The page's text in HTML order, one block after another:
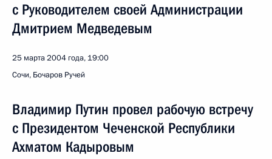
с Руководителем своей Администрации
Дмитрием Медведевым
25 марта 2004 года, 19:00
Сочи, Бочаров Ручей
Владимир Путин провел рабочую встречу
с Президентом Чеченской Республики
Ахматом Кадыровым